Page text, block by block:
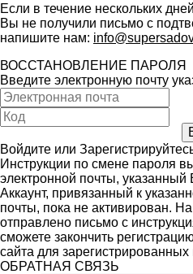
Если в течение нескольких
Вы не получили письмо с
напишите нам:
ВОССТАНОВЛЕНИЕ ПАРОЛЯ
Введите электронную почту
Войдите или
Инструкции по смене пароля
электронной почты, указанный
Аккаунт, привязанный к
почты, пока не активирован.
отправлено письмо с
сможете закончить
сайта для зарегистрированных
ОБРАТНАЯ СВЯЗЬ